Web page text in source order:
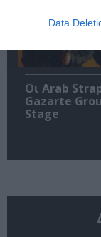
Data
Οι Arab
Gazarte
Stage